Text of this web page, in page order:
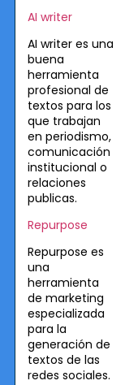
AI writer
AI writer es una
buena
herramienta
profesional de
textos para los
que trabajan
en periodismo,
comunicación
institucional o
relaciones
publicas.
Repurpose
Repurpose es
una
herramienta
de marketing
especializada
para la
generación de
textos de las
redes sociales.